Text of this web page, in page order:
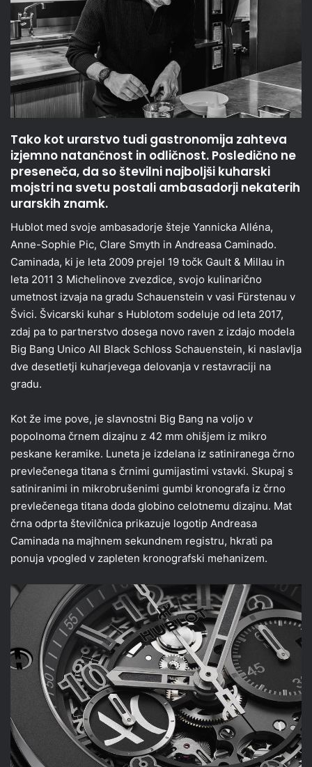
Tako kot urarstvo tudi gastronomija zahteva
izjemno natančnost in odličnost. Posledično ne
preseneča, da so številni najboljši kuharski
mojstri na svetu postali ambasadorji nekaterih
urarskih znamk.
Hublot med svoje ambasadorje šteje Yannicka Alléna,
Anne-Sophie Pic, Clare Smyth in Andreasa Caminado.
Caminada, ki je leta 2009 prejel 19 točk Gault & Millau in
leta 2011 3 Michelinove zvezdice, svojo kulinarično
umetnost izvaja na gradu Schauenstein v vasi Fürstenau v
Švici. Švicarski kuhar s Hublotom sodeluje od leta 2017,
zdaj pa to partnerstvo dosega novo raven z izdajo modela
Big Bang Unico All Black Schloss Schauenstein, ki naslavlja
dve desetletji kuharjevega delovanja v restavraciji na
gradu.
Kot že ime pove, je slavnostni Big Bang na voljo v
popolnoma črnem dizajnu z 42 mm ohišjem iz mikro
peskane keramike. Luneta je izdelana iz satiniranega črno
prevlečenega titana s črnimi gumijastimi vstavki. Skupaj s
satiniranimi in mikrobrušenimi gumbi kronografa iz črno
prevlečenega titana doda globino celotnemu dizajnu. Mat
črna odprta številčnica prikazuje logotip Andreasa
Caminada na majhnem sekundnem registru, hkrati pa
ponuja vpogled v zapleten kronografski mehanizem.